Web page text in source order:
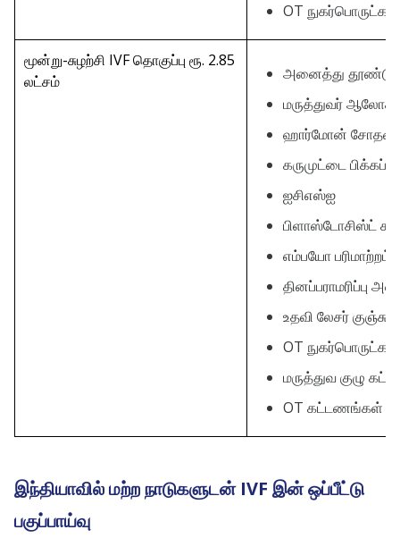
OT நுகர்பொருட்கள்
மூன்று-சுழற்சி IVF தொகுப்பு ரூ. 2.85
லட்சம்
அனைத்து
மருத்துவர்
ஹார்மோன்
கருமுட்டை பிக்கப்
ஐசிஎஸ்ஐ
பிளாஸ்டோசிஸ்ட்
எம்பயோ பரிமாற்றம்
தினப்பராமரிப்பு
உதவி லேசர் குஞ்சு
OT நுகர்பொருட்கள்
மருத்துவ குழு
OT கட்டணங்கள்
இந்தியாவில் மற்ற நாடுகளுடன் IVF இன் ஒப்பீட்டு
பகுப்பாய்வு